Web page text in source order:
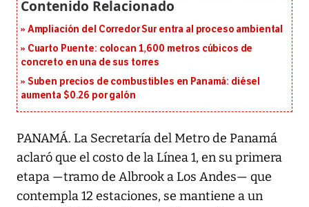
Ampliación del Corredor Sur entra al proceso ambiental
Cuarto Puente: colocan 1,600 metros cúbicos de
concreto en una de sus torres
Suben precios de combustibles en Panamá: diésel
aumenta $0.26 por galón
PANAMÁ. La Secretaría del Metro de Panamá
aclaró que el costo de la Línea 1, en su primera
etapa —tramo de Albrook a Los Andes— que
contempla 12 estaciones, se mantiene a un